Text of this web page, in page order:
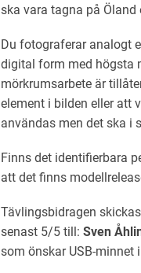
ska vara tagna på Öland
Du fotograferar analogt
digital form med högsta
mörkrumsarbete är
element i bilden eller att
användas men det ska i
Finns det identifierbara
att det finns
Tävlingsbidragen
senast 5/5 till: Sven
som önskar USB-minnet